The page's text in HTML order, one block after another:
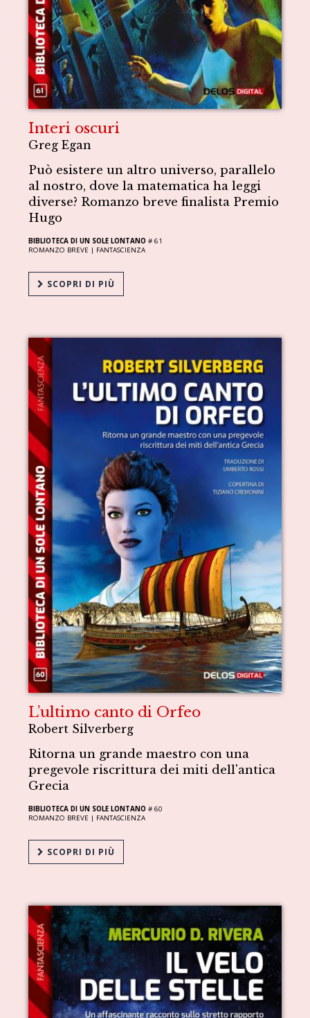
Interi oscuri
Greg Egan
Può esistere un altro universo, parallelo
al nostro, dove la matematica ha leggi
diverse? Romanzo breve finalista Premio
Hugo
BIBLIOTECA DI UN SOLE LONTANO # 61
ROMANZO BREVE | FANTASCIENZA
SCOPRI DI PIÙ
L’ultimo canto di Orfeo
Robert Silverberg
Ritorna un grande maestro con una
pregevole riscrittura dei miti dell'antica
Grecia
BIBLIOTECA DI UN SOLE LONTANO # 60
ROMANZO BREVE | FANTASCIENZA
SCOPRI DI PIÙ